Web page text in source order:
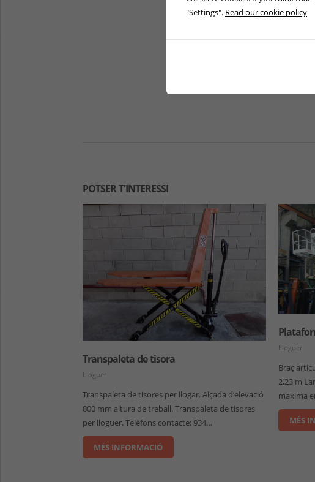
POTSER T'INTERESSI
Transpaleta de tisora
Lloguer
Transpaleta de tisores per llogar. Alçada d’elevació
800 mm altura de treball. Transpaleta de tisores
per lloguer. Telèfons contacte: 934…
MÉS INFORMACIÓ
Lloguer
Braç
2,23 m
maxima
MÉS
"Settings". Read our cookie policy